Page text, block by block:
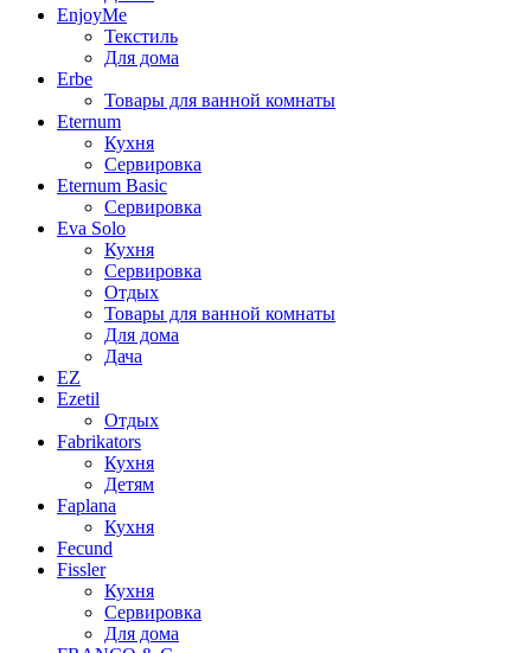
EnjoyMe
Текстиль
Для дома
Erbe
Товары для ванной комнаты
Eternum
Кухня
Сервировка
Eternum Basic
Сервировка
Eva Solo
Кухня
Сервировка
Отдых
Товары для ванной комнаты
Для дома
Дача
EZ
Ezetil
Отдых
Fabrikators
Кухня
Детям
Faplana
Кухня
Fecund
Fissler
Кухня
Сервировка
Для дома